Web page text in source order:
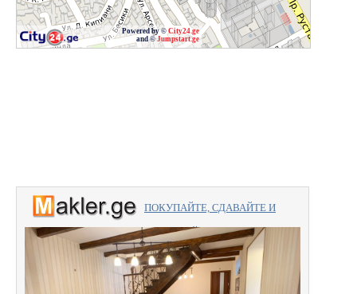
Powered by © City24.ge
and ©Jumpstart.ge
ПОКУПАЙТЕ, СДАВАЙТЕ И
ПРОДАВАЙТЕ вместе с
профессионалами.